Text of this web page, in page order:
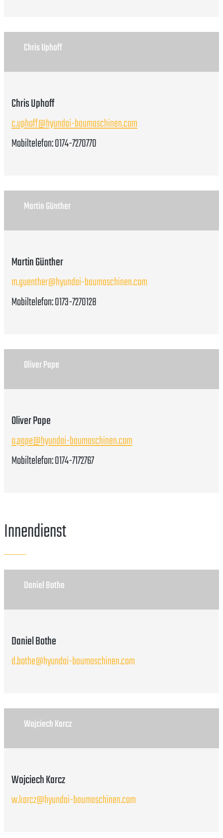
Chris Uphoff
Chris Uphoff
c.uphoff@hyundai-baumaschinen.com
Mobiltelefon: 0174-7270770
Martin Günther
Martin Günther
m.guenther@hyundai-baumaschinen.com
Mobiltelefon: 0173-7270128
Oliver Pape
Oliver Pape
o.pape@hyundai-baumaschinen.com
Mobiltelefon: 0174-7172767
Innendienst
Daniel Bothe
Daniel Bothe
d.bothe@hyundai-baumaschinen.com
Wojciech Karcz
Wojciech Karcz
w.karcz@hyundai-baumaschinen.com